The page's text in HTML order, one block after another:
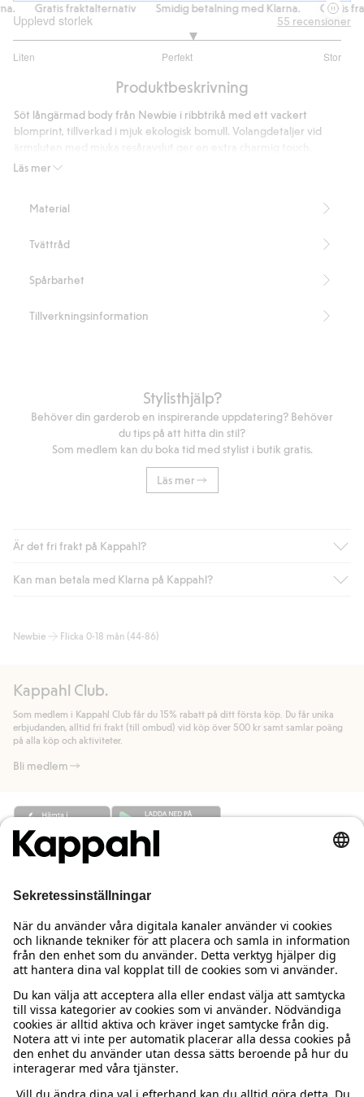
Gratis fraktalternativ Smidig betalning med Klarna. Gratis
Upplevd storlek
Liten Perfekt Stor
utav
42
betyg
55 recensioner
Produktbeskrivning
Läs mer
Söt långärmad body från Newbie i ribbtrikå med ett vackert
blomprint, tillverkad i mjuk ekologisk bomull. Volangdetaljer vid
Halsringningen pryds av dekorativ picotkant, och tryckknappar i
Innehåller 95% ekologisk bomull.
Organic cotton- GOTS
Material
Tvättråd
Spårbarhet
Tillverkningsinformation
Stylisthjälp?
Behöver din garderob en inspirerande uppdatering? Behöver
du tips på att hitta din stil?
Som medlem kan du boka tid med stylist i butik gratis.
Läs mer
Är det fri frakt på Kappahl?
Är du medlem i Kappahl Club har du alltid gratis frakt till butik
automatik efter du loggat in och identifierats som medlem.
handlar för.
Läs mer
Kan man betala med Klarna på Kappahl?
bland annat faktura och swish men även andra betalningssätt.
allmänna villkor.
Läs mer
Newbie Flicka 0-18 mån (44-86)
Kappahl Club.
Som medlem i Kappahl Club får du 15% rabatt på ditt första köp. Du får unika
erbjudanden, alltid fri frakt (till ombud) vid köp över 500 kr samt samlar poäng
på alla köp och aktiviteter.
Bli medlem
Behöver du hjälp?
Kundservice
Vanliga frågor
Beställning & retur
Kontakta oss
Kappahl Club
Logga in
Kappahl Club
Medlemsvillkor
Om oss
Om Kappahl Group
Villkor & policy
Köpvillkor Sverige
Mer från oss